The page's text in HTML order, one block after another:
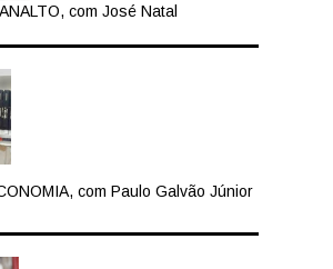
com José Natal
com Paulo Galvão Júnior